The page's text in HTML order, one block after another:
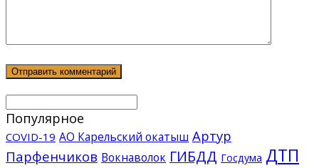
Популярное
COVID-19 АО Карельский окатыш Артур
Парфенчиков Вокнаволок ГИБДД Госдума ДТП